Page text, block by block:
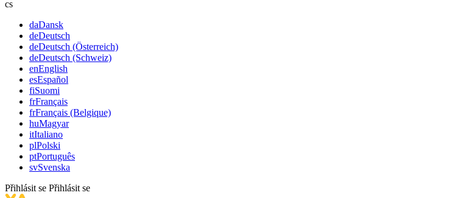
cs
daDansk
deDeutsch
deDeutsch (Österreich)
deDeutsch (Schweiz)
enEnglish
esEspañol
fiSuomi
frFrançais
frFrançais (Belgique)
huMagyar
itItaliano
plPolski
ptPortuguês
svSvenska
Přihlásit se Přihlásit se